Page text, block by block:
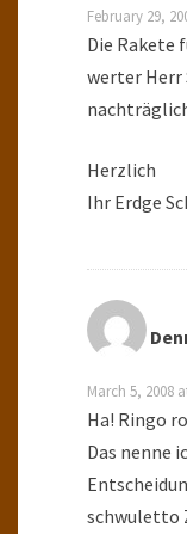
February 29,
Die Rakete
werter
Herzlich
Ihr Erdge
March 5, 2008
Ha! Ringo
Das nenne
schwuletto